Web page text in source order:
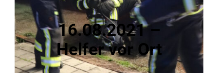
16.08.2021 –
Helfer vor Ort